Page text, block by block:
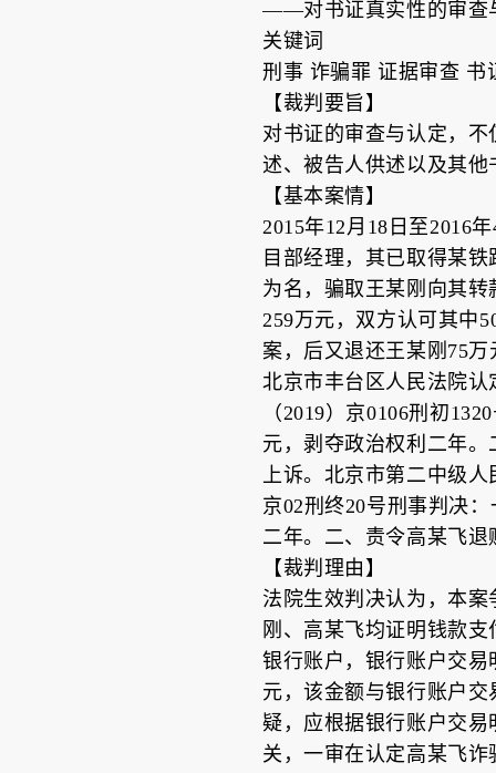
——对书证真实性的审查
关键词
刑事 诈骗罪 证据审查 书
【裁判要旨】
对书证的审查与认定，
述、被告人供述以及其
【基本案情】
2015年12月18日至2016
目部经理，其已取得某
为名，骗取王某刚向其
259万元，双方认可其中
案，后又退还王某刚75万
北京市丰台区人民法院认
（2019）京0106刑初
元，剥夺政治权利二年
上诉。北京市第二中级
京02刑终20号刑事判决
二年。二、责令高某飞
【裁判理由】
法院生效判决认为，本
刚、高某飞均证明钱款
银行账户，银行账户交
元，该金额与银行账户
疑，应根据银行账户交
关，一审在认定高某飞